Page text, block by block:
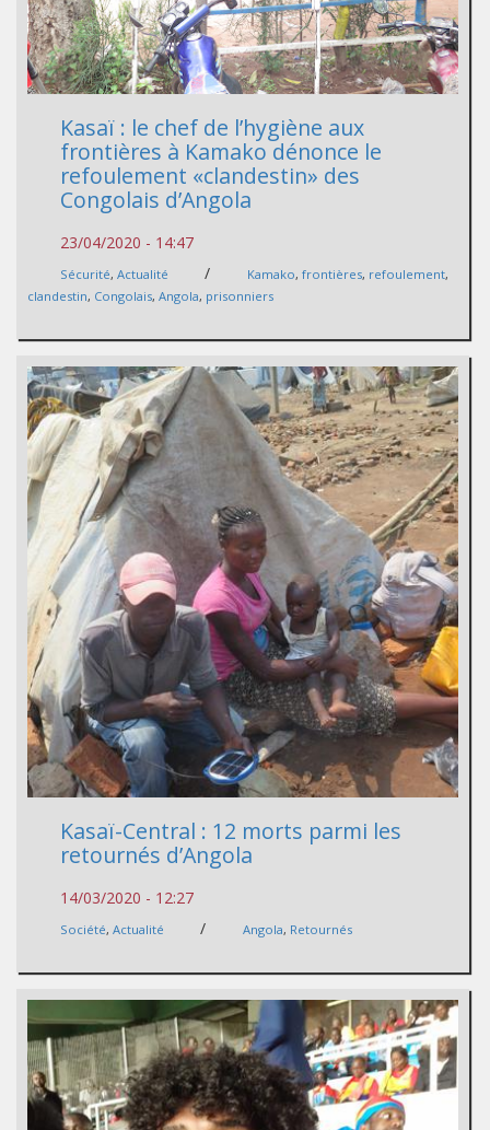
Kasaï : le chef de l’hygiène aux
frontières à Kamako dénonce le
refoulement «clandestin» des
Congolais d’Angola
23/04/2020 - 14:47
Sécurité, Actualité / Kamako, frontières, refoulement,
clandestin, Congolais, Angola, prisonniers
Kasaï-Central : 12 morts parmi les
retournés d’Angola
14/03/2020 - 12:27
Société, Actualité / Angola, Retournés